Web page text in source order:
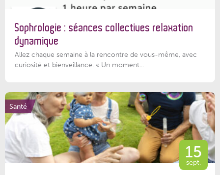
Sophrologie : séances collectives relaxation
dynamique
Allez chaque semaine à la rencontre de vous-même, avec
curiosité et bienveillance. « Un moment...
Santé
15
sept.